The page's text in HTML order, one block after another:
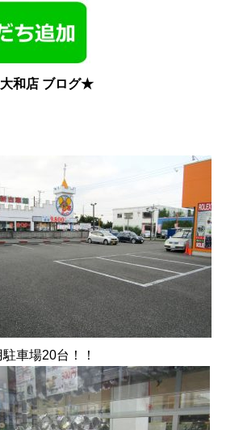
和店 ブログ★
場20台！！